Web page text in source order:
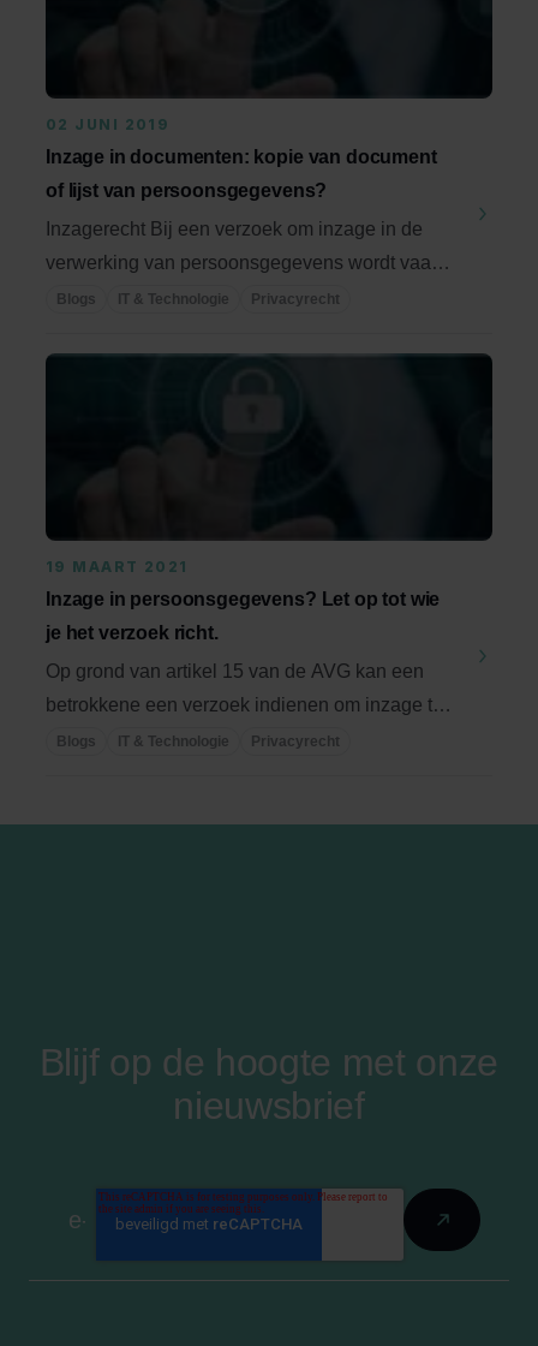
02 JUNI 2019
Inzage in documenten: kopie van document
of lijst van persoonsgegevens?
Inzagerecht Bij een verzoek om inzage in de
verwerking van persoonsgegevens wordt vaak
gevraagd om ...
Blogs IT & Technologie Privacyrecht
19 MAART 2021
Inzage in persoonsgegevens? Let op tot wie
je het verzoek richt.
Op grond van artikel 15 van de AVG kan een
betrokkene een verzoek indienen om inzage te
krijgen in ...
Blogs IT & Technologie Privacyrecht
Blijf op de hoogte met onze
nieuwsbrief